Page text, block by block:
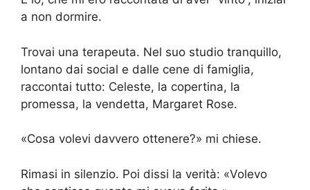
a non dormire.
Trovai una terapeuta. Nel suo studio tranquillo,
lontano dai social e dalle cene di famiglia,
raccontai tutto: Celeste, la copertina, la
promessa, la vendetta, Margaret Rose.
«Cosa volevi davvero ottenere?» mi chiese.
Rimasi in silenzio. Poi dissi la verità: «Volevo